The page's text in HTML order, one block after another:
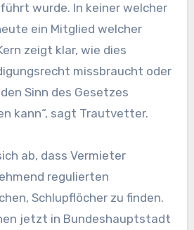
wurde. In keiner welcher
ein Mitglied welcher
zeigt klar, wie dies
missbraucht oder
Sinn des Gesetzes
kann“, sagt Trautvetter.
ab, dass Vermieter
regulierten
Schlupflöcher zu finden.
jetzt in Bundeshauptstadt